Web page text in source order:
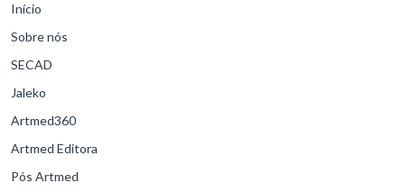
Início
Sobre nós
SECAD
Jaleko
Artmed360
Artmed Editora
Pós Artmed